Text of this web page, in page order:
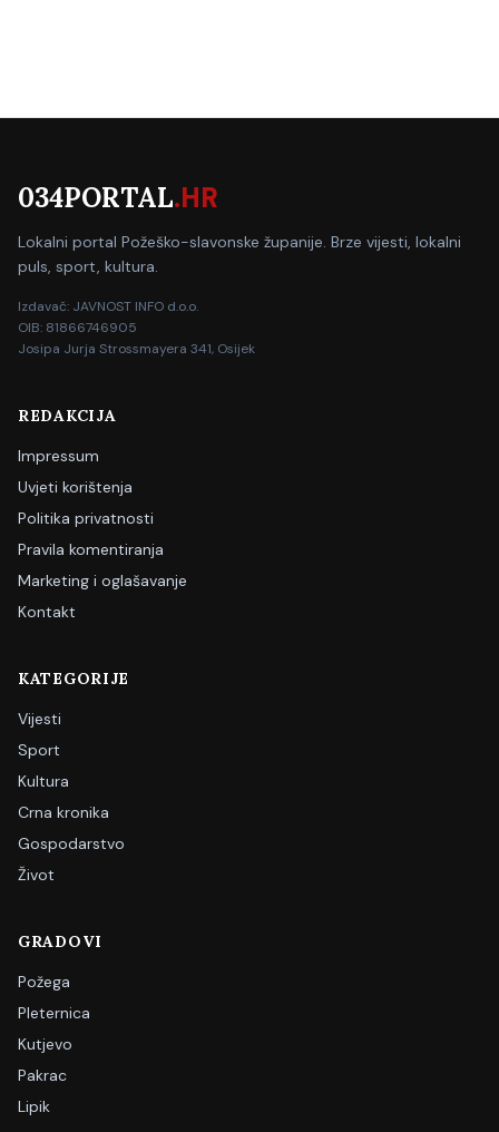
034PORTAL.HR
Lokalni portal Požeško-slavonske županije. Brze vijesti, lokalni
puls, sport, kultura.
Izdavač: JAVNOST INFO d.o.o.
OIB: 81866746905
Josipa Jurja Strossmayera 341, Osijek
REDAKCIJA
Impressum
Uvjeti korištenja
Politika privatnosti
Pravila komentiranja
Marketing i oglašavanje
Kontakt
KATEGORIJE
Vijesti
Sport
Kultura
Crna kronika
Gospodarstvo
Život
GRADOVI
Požega
Pleternica
Kutjevo
Pakrac
Lipik